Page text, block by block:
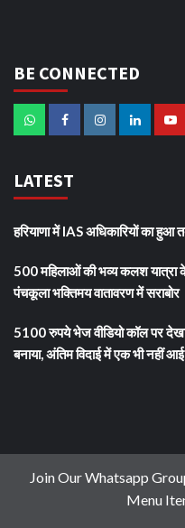
BE CONNECTED
LATEST
हरियाणा में IAS अधिकारियों का हुआ
500 महिलाओं की भव्य कलश यात्रा के
पंचकूला भक्तिमय वातावरण में सराबोर
5100 रुपये भेज वीडियो कॉल पर देखा
बनाया, अंतिम विदाई में एक भी नहीं आई
Join Our Whatsapp
Menu